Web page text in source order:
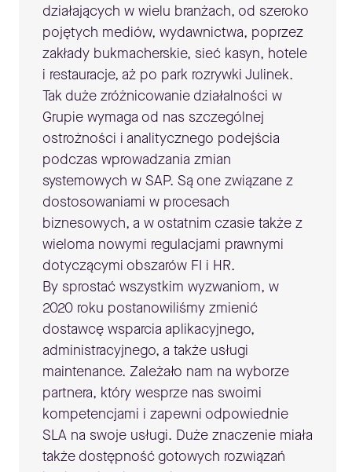
działających w wielu branżach, od szeroko
pojętych mediów, wydawnictwa, poprzez
zakłady bukmacherskie, sieć kasyn, hotele
i restauracje, aż po park rozrywki Julinek.
Tak duże zróżnicowanie działalności w
Grupie wymaga od nas szczególnej
ostrożności i analitycznego podejścia
podczas wprowadzania zmian
systemowych w SAP. Są one związane z
dostosowaniami w procesach
biznesowych, a w ostatnim czasie także z
wieloma nowymi regulacjami prawnymi
dotyczącymi obszarów FI i HR.
By sprostać wszystkim wyzwaniom, w
2020 roku postanowiliśmy zmienić
dostawcę wsparcia aplikacyjnego,
administracyjnego, a także usługi
maintenance. Zależało nam na wyborze
partnera, który wesprze nas swoimi
kompetencjami i zapewni odpowiednie
SLA na swoje usługi. Duże znaczenie miała
także dostępność gotowych rozwiązań